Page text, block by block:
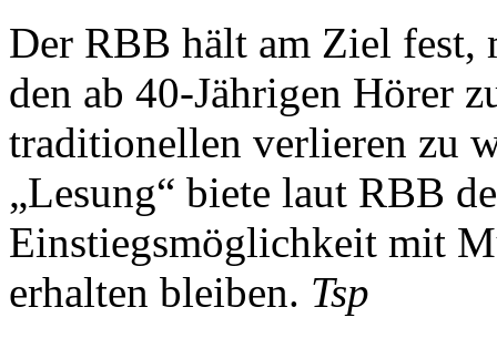
Der RBB hält am Ziel fest,
den ab 40-Jährigen Hörer
traditionellen verlieren zu
„Lesung“ biete laut RBB
Einstiegsmöglichkeit mit
erhalten bleiben. Tsp